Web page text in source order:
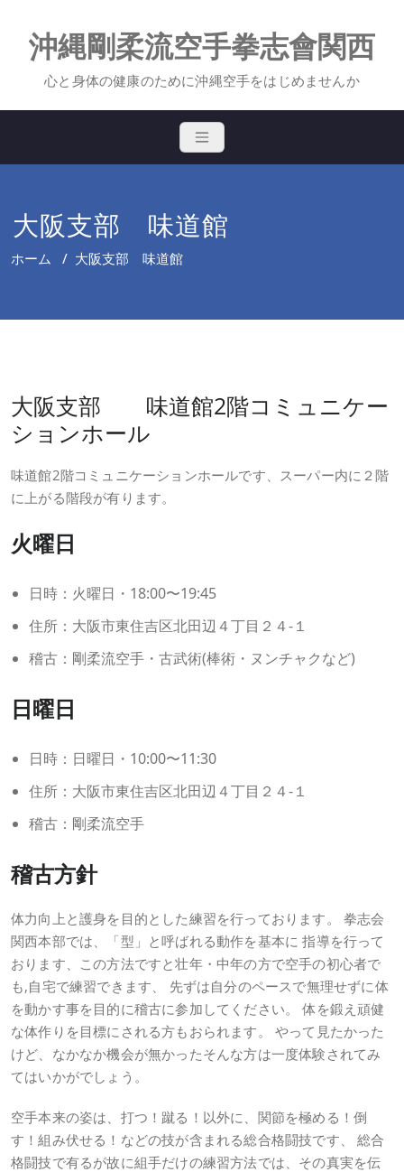
content沖縄剛柔流空手拳志會関西
心と身体の健康のために沖縄空手をはじめませんか
大阪支部 味道館
ホーム / 大阪支部 味道館
大阪支部 味道館2階コミュニケー
ションホール
味道館2階コミュニケーションホールです、スーパー内に２階
に上がる階段が有ります。
火曜日
日時：火曜日・18:00〜19:45
住所：大阪市東住吉区北田辺４丁目２４-１
稽古：剛柔流空手・古武術(棒術・ヌンチャクなど)
日曜日
日時：日曜日・10:00〜11:30
住所：大阪市東住吉区北田辺４丁目２４-１
稽古：剛柔流空手
稽古方針
体力向上と護身を目的とした練習を行っております。 拳志会
関西本部では、「型」と呼ばれる動作を基本に 指導を行って
おります、この方法ですと壮年・中年の方で空手の初心者で
も,自宅で練習できます、 先ずは自分のペースで無理せずに体
を動かす事を目的に稽古に参加してください。 体を鍛え頑健
な体作りを目標にされる方もおられます。 やって見たかった
けど、なかなか機会が無かったそんな方は一度体験されてみ
てはいかがでしょう。
空手本来の姿は、打つ！蹴る！以外に、関節を極める！倒
す！組み伏せる！などの技が含まれる総合格闘技です、 総合
格闘技で有るが故に組手だけの練習方法では、その真実を伝